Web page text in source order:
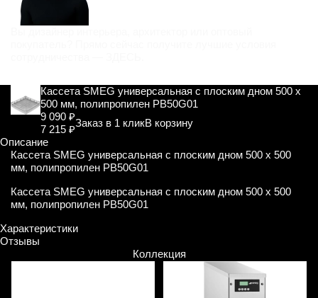
Кассета SMEG универсальная с плоским дном 500 х
500 мм, полипропилен PB50G01
7 215 ₽
9 090 ₽
Заказ в 1 кликВ корзину
Описание
Кассета SMEG универсальная с плоским дном 500 х 500
мм, полипропилен PB50G01
Кассета SMEG универсальная с плоским дном 500 х 500
мм, полипропилен PB50G01
Характеристики
Отзывы
Коллекция